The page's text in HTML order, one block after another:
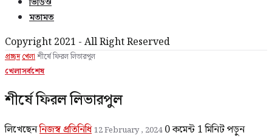
মতামত
Copyright 2021 - All Right Reserved
প্রচ্ছদখেলাশীর্ষে ফিরল লিভারপুল
খেলাসর্বশেষ
শীর্ষে ফিরল লিভারপুল
লিখেছেননিজস্ব প্রতিনিধি12 February , 2024 0 কমেন্ট 1 মিনিট পড়ুন